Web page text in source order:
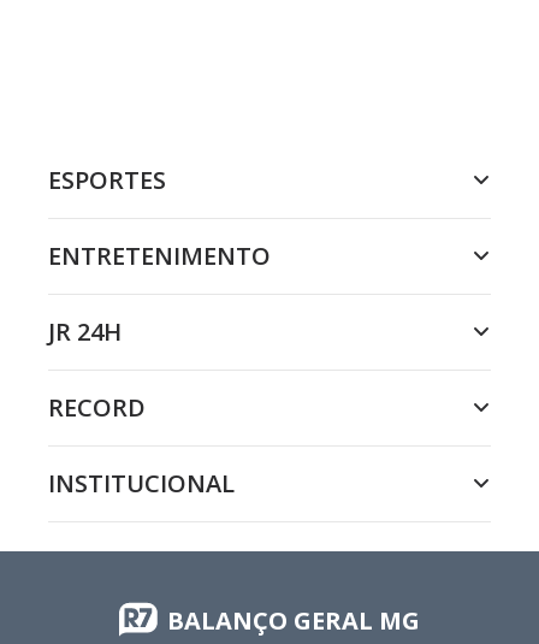
ESPORTES
ENTRETENIMENTO
JR 24H
RECORD
INSTITUCIONAL
BALANÇO GERAL MG